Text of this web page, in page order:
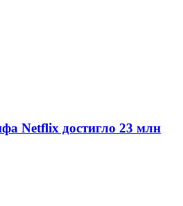
Netflix достигло 23 млн